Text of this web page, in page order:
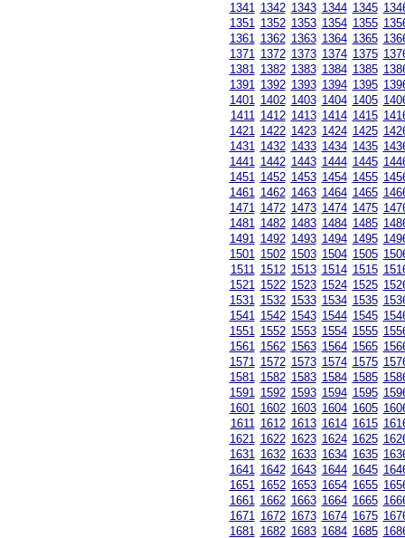
1341 1342 1343 1344 1345
1351 1352 1353 1354 1355
1361 1362 1363 1364 1365
1371 1372 1373 1374 1375
1381 1382 1383 1384 1385
1391 1392 1393 1394 1395
1401 1402 1403 1404 1405
1411 1412 1413 1414 1415
1421 1422 1423 1424 1425
1431 1432 1433 1434 1435
1441 1442 1443 1444 1445
1451 1452 1453 1454 1455
1461 1462 1463 1464 1465
1471 1472 1473 1474 1475
1481 1482 1483 1484 1485
1491 1492 1493 1494 1495
1501 1502 1503 1504 1505
1511 1512 1513 1514 1515
1521 1522 1523 1524 1525
1531 1532 1533 1534 1535
1541 1542 1543 1544 1545
1551 1552 1553 1554 1555
1561 1562 1563 1564 1565
1571 1572 1573 1574 1575
1581 1582 1583 1584 1585
1591 1592 1593 1594 1595
1601 1602 1603 1604 1605
1611 1612 1613 1614 1615
1621 1622 1623 1624 1625
1631 1632 1633 1634 1635
1641 1642 1643 1644 1645
1651 1652 1653 1654 1655
1661 1662 1663 1664 1665
1671 1672 1673 1674 1675
1681 1682 1683 1684 1685